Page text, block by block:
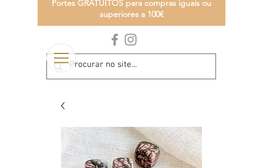
Portes GRATUITOS para compras iguais ou
superiores a 100€